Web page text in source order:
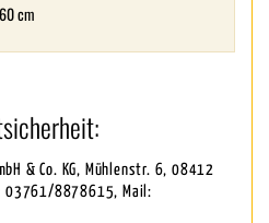
60 cm
& Co. KG, Mühlenstr. 6, 08412
03761/8878615, Mail: